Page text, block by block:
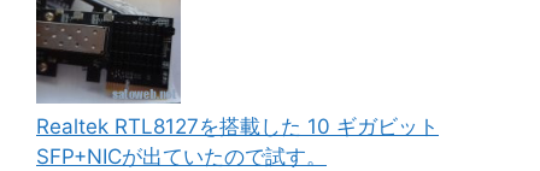
Realtek RTL8127を搭載した 10 ギガビット
SFP+NICが出ていたので試す。